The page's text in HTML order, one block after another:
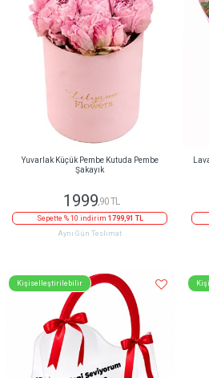
Yuvarlak Küçük Pembe Kutuda Pembe
Şakayık
1999,90 TL
Sepette % 10 indirim 1799,91 TL
Aynı Gün Teslimat
Kişiselleştirilebilir